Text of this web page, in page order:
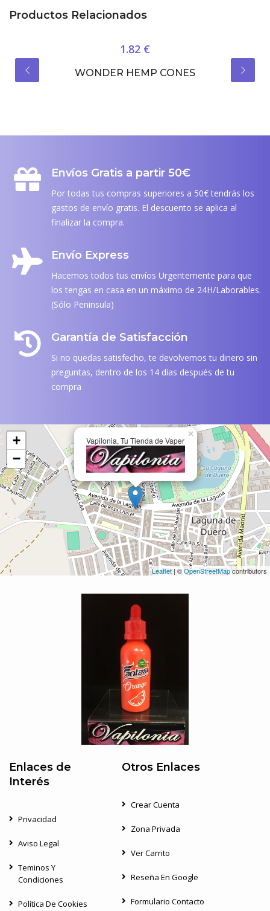
Productos Relacionados
1.82 €
WONDER HEMP CONES
Envíos Gratis a partir 50€
Por todas tus compras superiores a 50€ tendrás los
gastos de envío gratis. El descuento se aplica al
finalizar la compra.
Envío Express
Hacemos todos tus envíos Urgentemente para que
los tengas en casa en un máximo de 24H/Laborables.
(Sólo Peninsula)
Garantía de Satisfacción
Si no quedas satisfecho, te devolvemos tu dinero sin
preguntas, dentro de los 14 días después de tu
compra
Vapilonia, Tu Tienda de Vaper
×
+
−
Leaflet| ©OpenStreetMapcontributors
Enlaces de
Interés
Privacidad
Aviso Legal
Teminos Y
Condiciones
Política De Cookies
Otros Enlaces
Crear Cuenta
Zona Privada
Ver Carrito
Reseña En Google
Formulario Contacto